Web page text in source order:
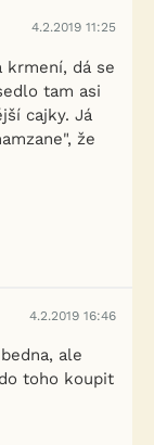
4.2.2019 11:25
krmení, dá se
tam asi
cajky. Já
že
4.2.2019 16:46
ale
toho koupit